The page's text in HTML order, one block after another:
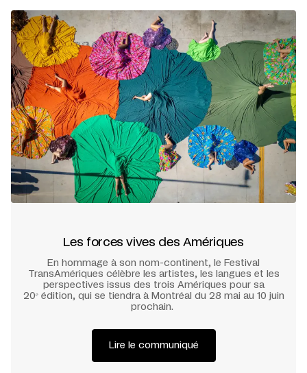
Les forces vives des Amériques
En hommage à son nom-continent, le Festival
TransAmériques célèbre les artistes, les langues et les
perspectives issus des trois Amériques pour sa
20ᵉ édition, qui se tiendra à Montréal du 28 mai au 10 juin
prochain.
Lire le communiqué